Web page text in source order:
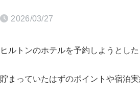
2026/03/27
ヒルトンのホテルを予約しようとし
貯まっていたはずのポイントや宿泊実